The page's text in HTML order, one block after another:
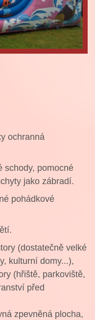
ochranná
schody, pomocné
jako zábradí.
pohádkové
(dostatečně velké
kulturní domy...),
parkoviště,
před
plocha,